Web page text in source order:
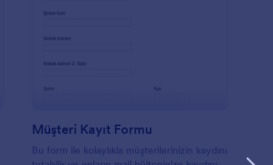
Müşteri Kayıt Formu
Bu form ile kolaylıkla müşterilerinizin kaydını